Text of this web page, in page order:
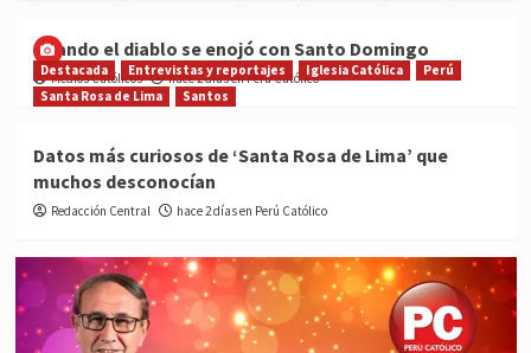
Cuando el diablo se enojó con Santo Domingo
Medios Católicos hace 2 días en Perú Católico
Destacada Entrevistas y reportajes Iglesia Católica
Perú
Santa Rosa de Lima
Santos
Datos más curiosos de ‘Santa Rosa de Lima’ que
muchos desconocían
Redacción Central hace 2 días en Perú Católico